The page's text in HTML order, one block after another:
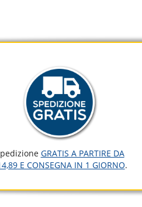
GRATIS A PARTIRE DA
E CONSEGNA IN 1 GIORNO.